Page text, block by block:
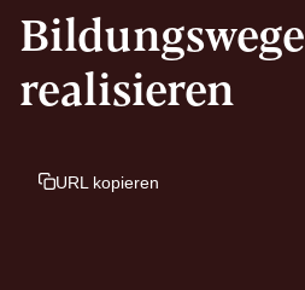
Bildungswege
realisieren
URL kopieren